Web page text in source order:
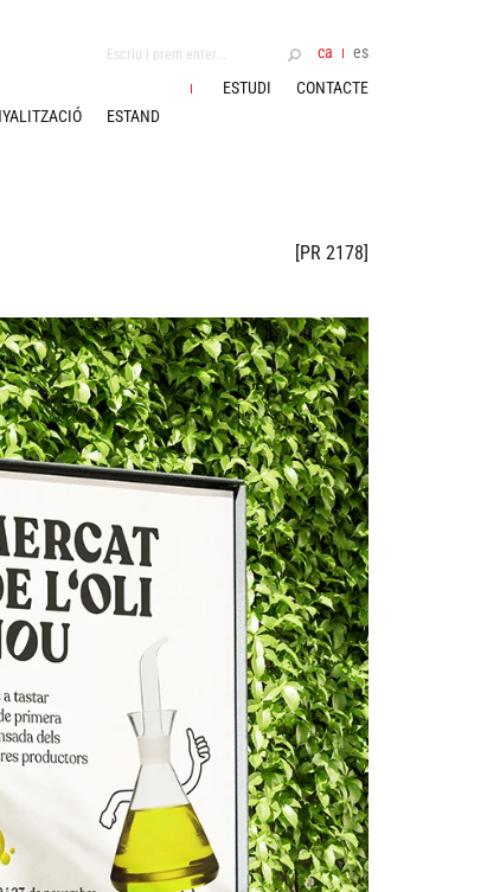
ca
es
ESTUDI
CONTACTE
ESTAND
[PR 2178]